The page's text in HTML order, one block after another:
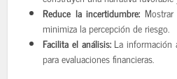
Reduce la incertidumbre:
minimiza la percepción de riesgo.
Facilita el análisis:La información
para evaluaciones financieras.